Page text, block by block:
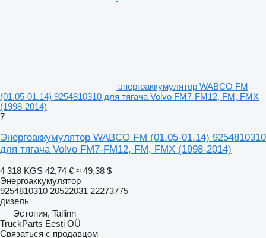
энергоаккумулятор WABCO FM
(01.05-01.14) 9254810310 для тягача Volvo FM7-FM12, FM, FMX
(1998-2014)
7
Энергоаккумулятор WABCO FM (01.05-01.14) 9254810310
для тягача Volvo FM7-FM12, FM, FMX (1998-2014)
4 318 KGS 42,74 € ≈ 49,38 $
Энергоаккумулятор
9254810310 20522031 22273775
дизель
Эстония, Tallinn
TruckParts Eesti OÜ
Связаться с продавцом